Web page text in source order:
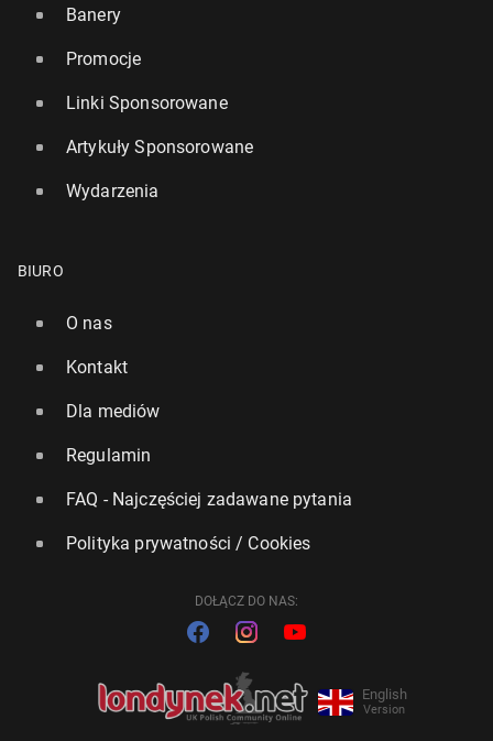
Banery
Promocje
Linki Sponsorowane
Artykuły Sponsorowane
Wydarzenia
BIURO
O nas
Kontakt
Dla mediów
Regulamin
FAQ - Najczęściej zadawane pytania
Polityka prywatności / Cookies
DOŁĄCZ DO NAS:
English
Version